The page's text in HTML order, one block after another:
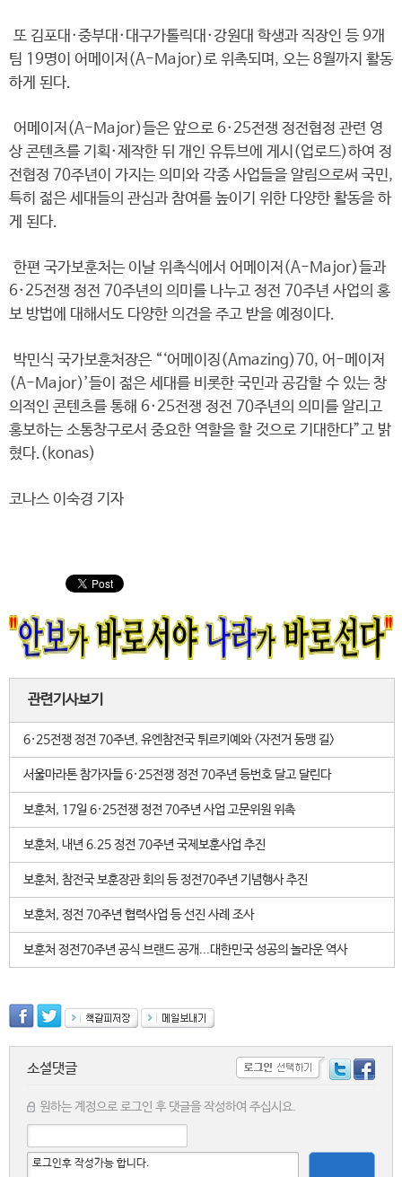
또 김포대·중부대·대구가톨릭대·강원대 학생과 직장인 등 9개
팀 19명이 어메이저(A-Major)로 위촉되며, 오는 8월까지 활동
하게 된다.
어메이저(A-Major)들은 앞으로 6·25전쟁 정전협정 관련 영
상 콘텐츠를 기획·제작한 뒤 개인 유튜브에 게시(업로드)하여 정
전협정 70주년이 가지는 의미와 각종 사업들을 알림으로써 국민,
특히 젊은 세대들의 관심과 참여를 높이기 위한 다양한 활동을 하
게 된다.
한편 국가보훈처는 이날 위촉식에서 어메이저(A-Major)들과
6·25전쟁 정전 70주년의 의미를 나누고 정전 70주년 사업의 홍
보 방법에 대해서도 다양한 의견을 주고 받을 예정이다.
박민식 국가보훈처장은 “‘어메이징(Amazing)70, 어-메이저
(A-Major)’들이 젊은 세대를 비롯한 국민과 공감할 수 있는 창
의적인 콘텐츠를 통해 6·25전쟁 정전 70주년의 의미를 알리고
홍보하는 소통창구로서 중요한 역할을 할 것으로 기대한다”고 밝
혔다.(konas)
코나스 이숙경 기자
관련기사보기
6·25전쟁 정전 70주년, 유엔참전국 튀르키예와 <자전거 동맹 길>
서울마라톤 참가자들 6·25전쟁 정전 70주년 등번호 달고 달린다
보훈처, 17일 6·25전쟁 정전 70주년 사업 고문위원 위촉
보훈처, 내년 6.25 정전 70주년 국제보훈사업 추진
보훈처, 참전국 보훈장관 회의 등 정전70주년 기념행사 추진
보훈처, 정전 70주년 협력사업 등 선진 사례 조사
보훈처 정전70주년 공식 브랜드 공개...대한민국 성공의 놀라운 역사
소셜댓글
원하는 계정으로 로그인 후 댓글을 작성하여 주십시요.